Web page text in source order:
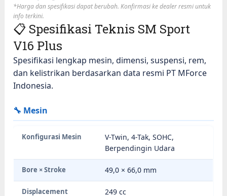
*Harga dan spesifikasi dapat berubah. Konfirmasi ke dealer resmi untuk
info terkini.
📋 Spesifikasi Teknis SM Sport
V16 Plus
Spesifikasi lengkap mesin, dimensi, suspensi, rem,
dan kelistrikan berdasarkan data resmi PT MForce
Indonesia.
🔧 Mesin
Konfigurasi Mesin
V-Twin, 4-Tak, SOHC,
Berpendingin Udara
Bore × Stroke 49,0 × 66,0 mm
Displacement 249 cc